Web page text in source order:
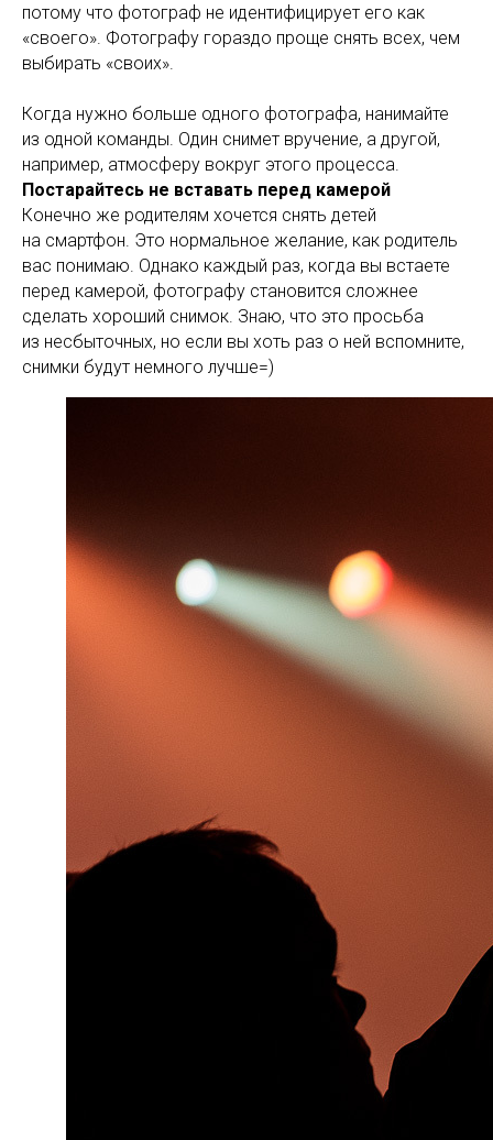
потому что фотограф не идентифицирует его как
«своего». Фотографу гораздо проще снять всех, чем
выбирать «своих».
Когда нужно больше одного фотографа, нанимайте
из одной команды. Один снимет вручение, а другой,
например, атмосферу вокруг этого процесса.
Постарайтесь не вставать перед камерой
Конечно же родителям хочется снять детей
на смартфон. Это нормальное желание, как родитель
вас понимаю. Однако каждый раз, когда вы встаете
перед камерой, фотографу становится сложнее
сделать хороший снимок. Знаю, что это просьба
из несбыточных, но если вы хоть раз о ней вспомните,
снимки будут немного лучше=)